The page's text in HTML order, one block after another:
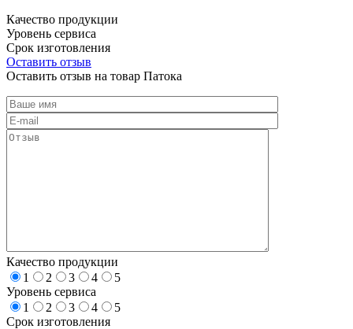
Качество продукции
Уровень сервиса
Срок изготовления
Оставить отзыв
Оставить отзыв на товар Патока
Качество продукции
1
2 3 4
5
Уровень сервиса
1
2 3 4
5
Срок изготовления